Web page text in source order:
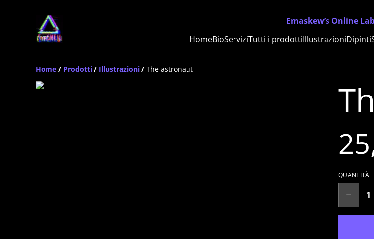
Emaskew’s Online
HomeBioServiziTutti i prodottiIllustrazioniDipinti
Home / Prodotti / Illustrazioni / The astronaut
QUANTITÀ